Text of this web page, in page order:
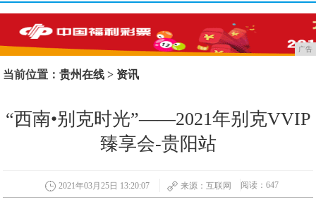
广告
当前位置：贵州在线 > 资讯
“西南•别克时光”——2021年别克VVIP
臻享会-贵阳站
2021年03月25日 13:20:07 来源：互联网 阅读：647